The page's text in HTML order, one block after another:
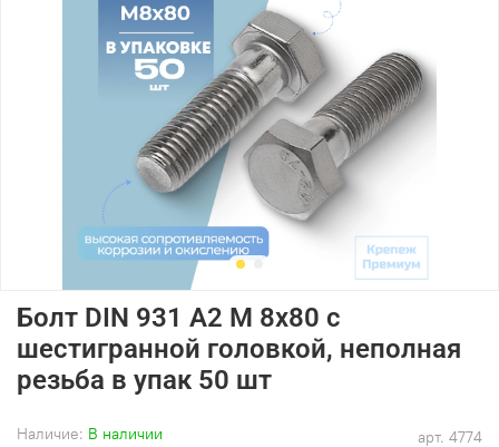
арт. 4774
Наличие: В наличии
Болт DIN 931 А2 M 8х80 с
шестигранной головкой, неполная
резьба в упак 50 шт